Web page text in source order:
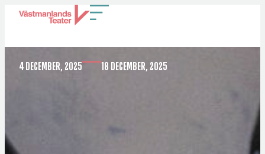
DET STORA VATTENKRIGET
4 DECEMBER, 2025 18 DECEMBER, 2025